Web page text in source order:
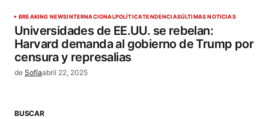
BREAKING NEWSINTERNACIONALPOLÍTICATENDENCIASÚLTIMAS NOTICIAS
Universidades de EE.UU. se rebelan:
Harvard demanda al gobierno de Trump por
censura y represalias
de Sofíaabril 22, 2025
BUSCAR